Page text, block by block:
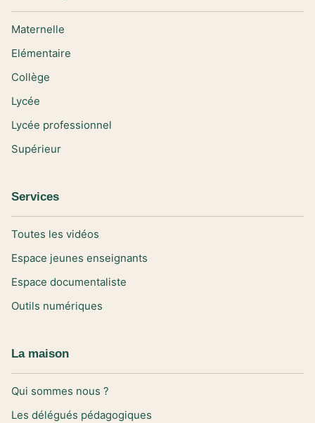
Maternelle
Elémentaire
Collège
Lycée
Lycée professionnel
Supérieur
Services
Toutes les vidéos
Espace jeunes enseignants
Espace documentaliste
Outils numériques
La maison
Qui sommes nous ?
Les délégués pédagogiques